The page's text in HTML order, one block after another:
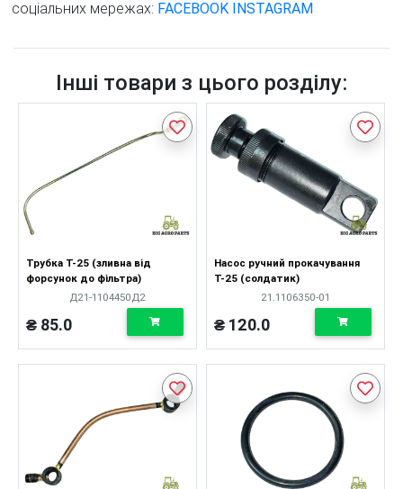
соціальних мережах: FACEBOOK INSTAGRAM
Інші товари з цього розділу:
Трубка Т-25 (зливна від
форсунок до фільтра)
Д21-1104450Д2
₴ 85.0
Насос ручний прокачування
Т-25 (солдатик)
21.1106350-01
₴ 120.0